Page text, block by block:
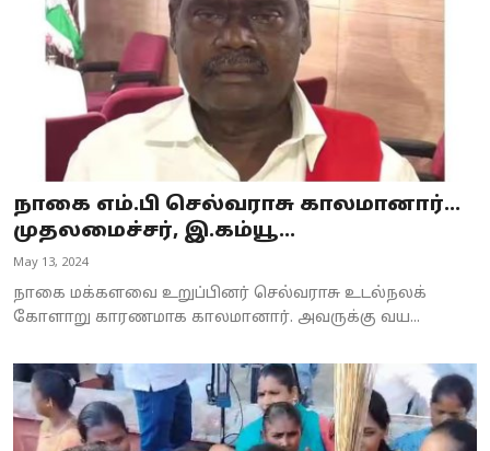
நாகை எம்.பி செல்வராசு காலமானார்...
முதலமைச்சர், இ.கம்யூ...
May 13, 2024
நாகை மக்களவை உறுப்பினர் செல்வராசு உடல்நலக்
கோளாறு காரணமாக காலமானார். அவருக்கு வய...